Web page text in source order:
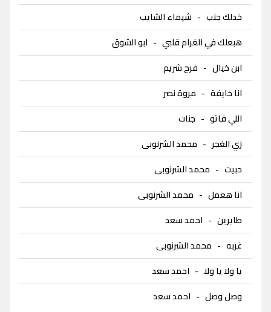
خدلك جنب - شيماء الشايب
هبعلك في الغرام قلبي - ابو الشوق
ابن خيال - فرح شريم
انا خايفة - مروة نصر
اللي فاتو - جنات
زي الغجر - محمد الشرنوبى
حبيت - محمد الشرنوبى
انا هعمل - محمد الشرنوبى
طايرين - احمد سعد
غربه - محمد الشرنوبى
يا ولا يا ولا - احمد سعد
وصل وصل - احمد سعد